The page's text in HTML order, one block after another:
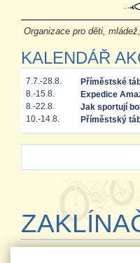
Organizace pro děti,
KALENDÁŘ
7.7.-28.8.
Příměstské
8.-15.8.
Expedice
8.-22.8.
Jak sportují
10.-14.8.
Příměstský